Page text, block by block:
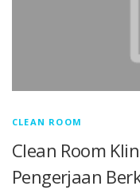
CLEAN ROOM
Clean Room
Pengerjaan